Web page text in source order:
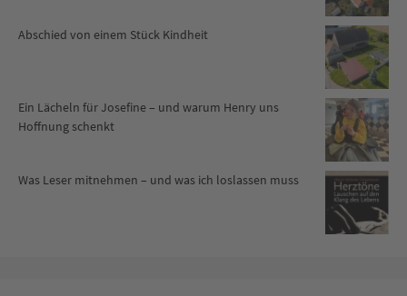
Abschied von einem Stück Kindheit
Ein Lächeln für Josefine – und warum Henry uns
Hoffnung schenkt
Was Leser mitnehmen – und was ich loslassen muss